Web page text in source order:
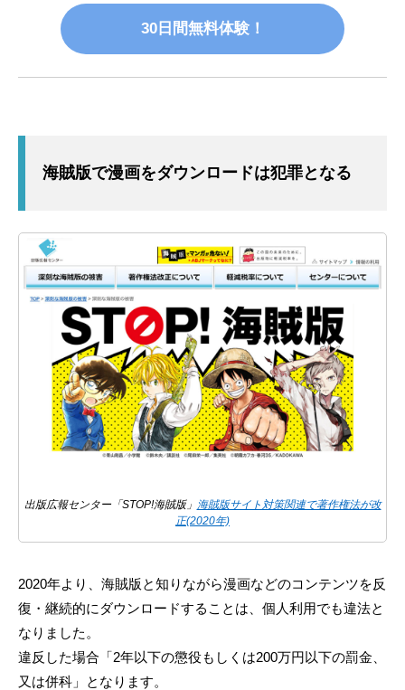
30日間無料体験！
海賊版で漫画をダウンロードは犯罪となる
出版広報センター「STOP!海賊版」 海賊版サイト対策関連で著作権法が改
正(2020年)
2020年より、海賊版と知りながら漫画などのコンテンツを反
復・継続的にダウンロードすることは、個人利用でも違法と
なりました。
違反した場合「2年以下の懲役もしくは200万円以下の罰金、
又は併科」となります。